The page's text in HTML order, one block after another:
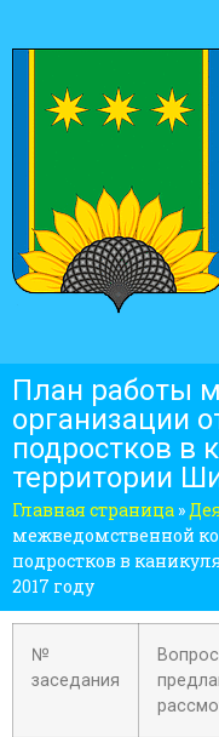
План работы
организации
подростков в
территории
Главная страница »
межведомственной
подростков в
2017 году
№
заседания